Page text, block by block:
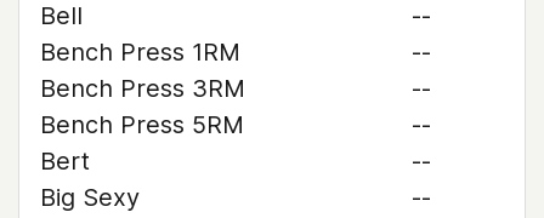
Bell
--
Bench Press 1RM
--
Bench Press 3RM
--
Bench Press 5RM
--
Bert
--
Big Sexy
--